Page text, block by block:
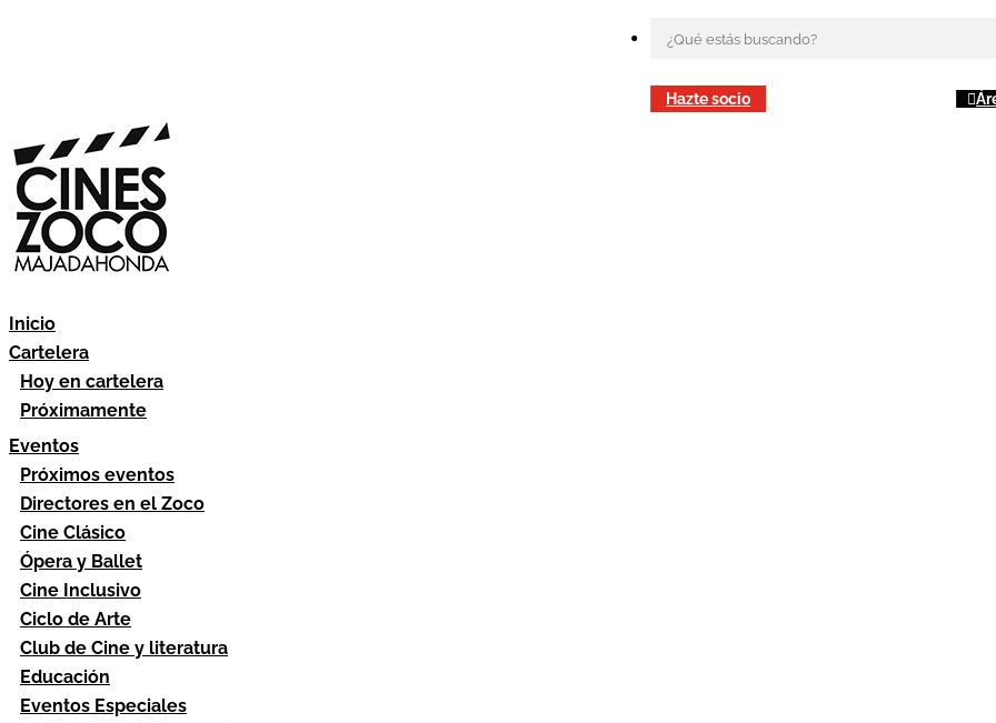
Hazte socio
Inicio
Cartelera
Hoy en cartelera
Próximamente
Eventos
Próximos eventos
Directores en el Zoco
Cine Clásico
Ópera y Ballet
Cine Inclusivo
Ciclo de Arte
Club de Cine y literatura
Educación
Eventos Especiales